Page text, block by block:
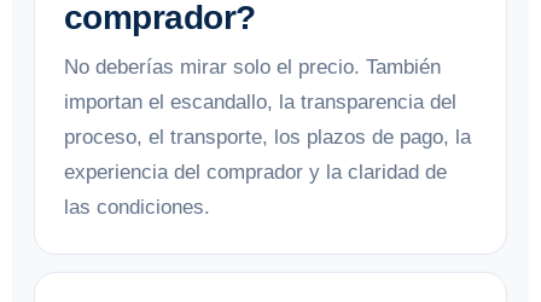
comprador?
No deberías mirar solo el precio. También
importan el escandallo, la transparencia del
proceso, el transporte, los plazos de pago, la
experiencia del comprador y la claridad de
las condiciones.